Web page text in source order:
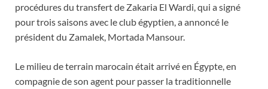
procédures du transfert de Zakaria El Wardi, qui a signé
pour trois saisons avec le club égyptien, a annoncé le
président du Zamalek, Mortada Mansour.
Le milieu de terrain marocain était arrivé en Égypte, en
compagnie de son agent pour passer la traditionnelle